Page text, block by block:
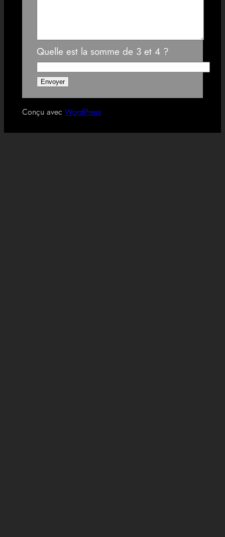
Quelle est la somme de 3 et 4 ?
Conçu avec WordPress